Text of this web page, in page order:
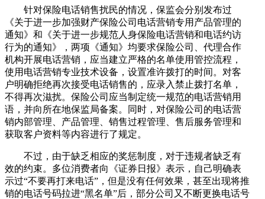
针对保险电话销售扰民的情况，保监会分别发布过
《关于进一步加强财产保险公司电话营销专用产品管理的
通知》和《关于进一步规范人身保险电话营销和电话约访
行为的通知》，两项《通知》均要求保险公司、代理合作
机构开展电话营销，应当建立严格的名单使用管控流程，
使用电话营销专业技术设备，设置准许拨打的时间。对客
户明确拒绝再次接受电话销售的，应录入禁止拨打名单，
不得再次滋扰。保险公司应当制定统一规范的电话营销用
语，并向所在地保监局备案。同时，对保险公司的电话营
销内部管理、产品管理、销售过程管理、售后服务管理和
获取客户资料等内容进行了规定。
不过，由于缺乏相应的奖惩制度，对于违规者缺乏有
效的约束。多位消费者向《证券日报》表示，自己明确表
示过“不要再打来电话”，但是没有任何效果，甚至出现将推
销的电话号码拉进“黑名单”后，部分公司又不断更换电话号